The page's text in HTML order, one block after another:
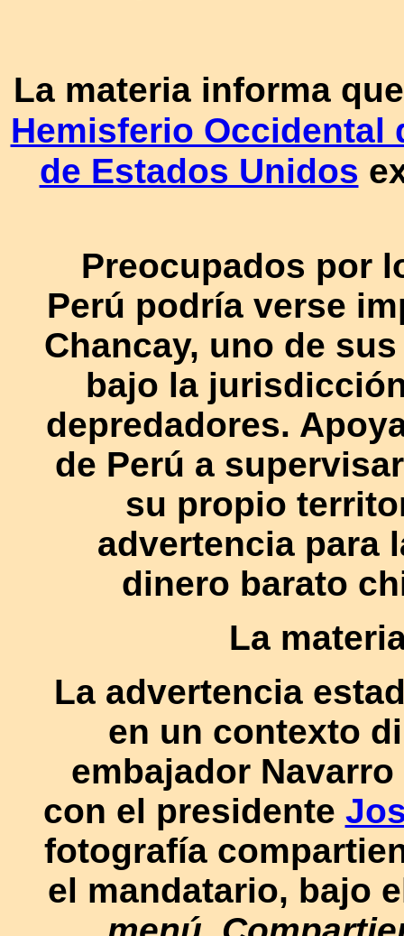
La materia informa
Hemisferio Occidental
de Estados Unidos
Preocupados por
Perú podría verse
Chancay, uno de
bajo la
depredadores.
de Perú a
su propio
advertencia para
dinero barato
La
La advertencia
en un contexto
embajador
con el presidente
fotografía
el mandatario, bajo